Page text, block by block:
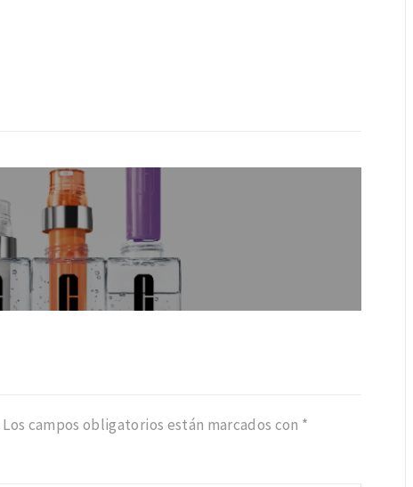
Los campos obligatorios están marcados con *